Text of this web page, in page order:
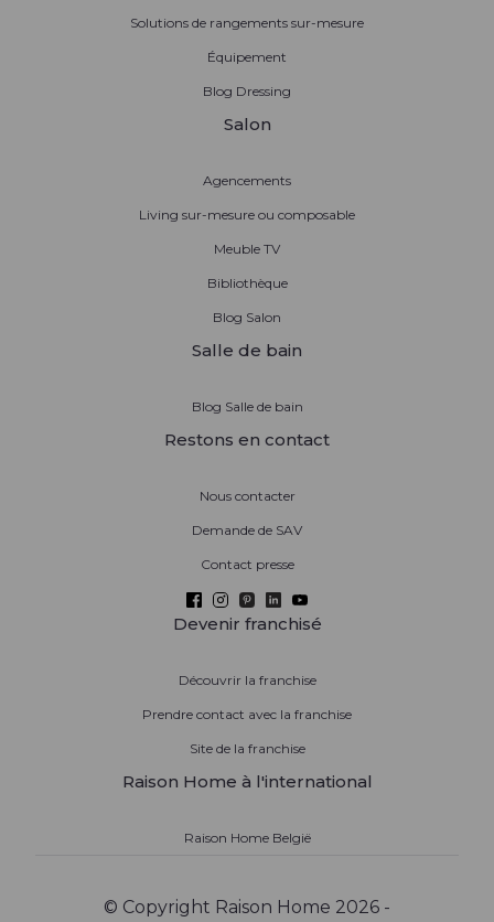
Solutions de rangements sur-mesure
Équipement
Blog Dressing
Salon
Agencements
Living sur-mesure ou composable
Meuble TV
Bibliothèque
Blog Salon
Salle de bain
Blog Salle de bain
Restons en contact
Nous contacter
Demande de SAV
Contact presse
Devenir franchisé
Découvrir la franchise
Prendre contact avec la franchise
Site de la franchise
Raison Home à l'international
Raison Home België
© Copyright Raison Home 2026 -